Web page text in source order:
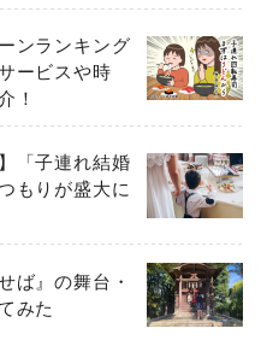
ンランキング
ービスや時
！
「子連れ結婚
もりが盛大に
ば』の舞台・
みた